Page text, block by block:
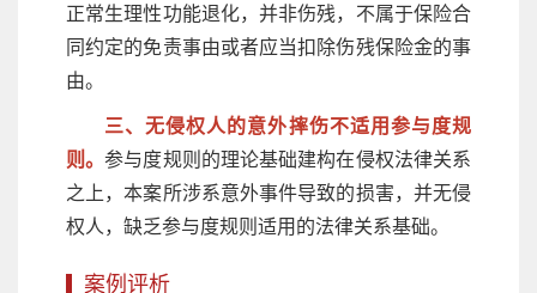
正常生理性功能退化，并非伤残，不属于保险合
同约定的免责事由或者应当扣除伤残保险金的事
由。
三、无侵权人的意外摔伤不适用参与度规
则。参与度规则的理论基础建构在侵权法律关系
之上，本案所涉系意外事件导致的损害，并无侵
权人，缺乏参与度规则适用的法律关系基础。
案例评析